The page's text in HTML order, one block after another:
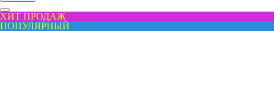
ХИТ ПРОДАЖ
ПОПУЛЯРНЫЙ